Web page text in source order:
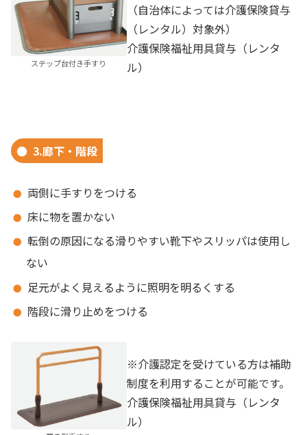
ステップ台付き手すり
（自治体によっては介護保険貸与
（レンタル）対象外）
介護保険福祉用具貸与（レンタ
ル）
3.廊下・階段
両側に手すりをつける
床に物を置かない
転倒の原因になる滑りやすい靴下やスリッパは使用し
ない
足元がよく見えるように照明を明るくする
階段に滑り止めをつける
※介護認定を受けている方は補助
制度を利用することが可能です。
介護保険福祉用具貸与（レンタ
ル）